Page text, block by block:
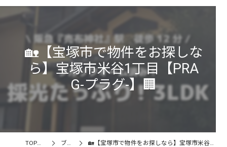
🏡【宝塚市で物件をお探しな
ら】宝塚市米谷1丁目【PRA
G-プラグ-】🏢
TOPページ ブログ 🏡【宝塚市で物件をお探しなら】宝塚市米谷1丁目【PRAG-プラグ-】🏢